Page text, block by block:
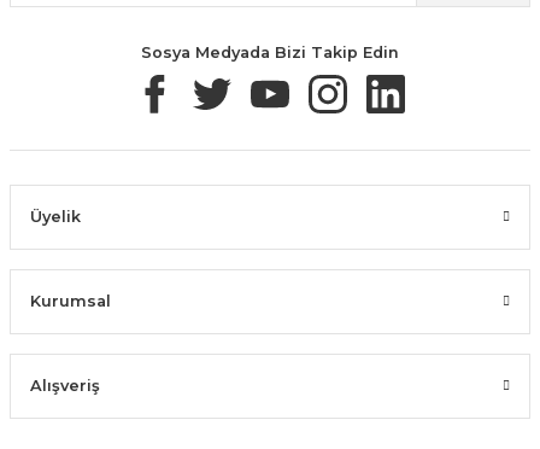
Güvenli Paketleme Taksit / Havale İle Alışveriş Kolay İade & Değişim
Sosya Medyada Bizi Takip Edin
Üyelik
Kurumsal
Alışveriş